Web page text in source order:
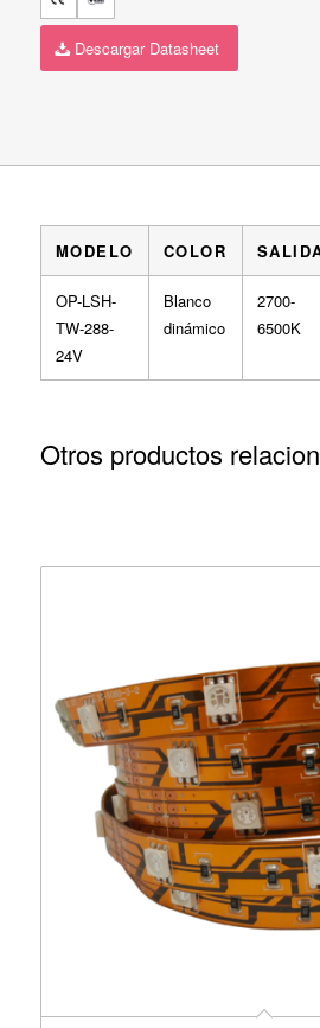
Descargar Datasheet
MODELO COLOR
OP-LSH-
TW-288-
24V
Blanco
dinámico
2700-
6500K
Otros productos